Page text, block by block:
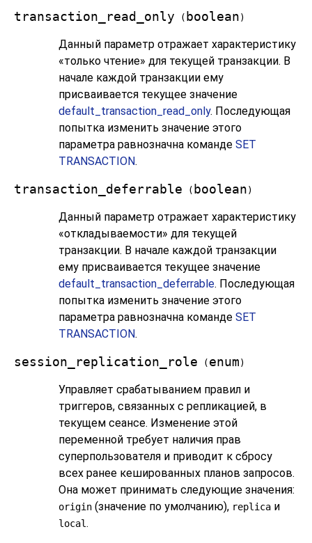
transaction_read_only ( boolean )
Данный параметр отражает характеристику
«только чтение» для текущей транзакции. В
начале каждой транзакции ему
присваивается текущее значение
default_transaction_read_only. Последующая
попытка изменить значение этого
параметра равнозначна команде SET
TRANSACTION.
transaction_deferrable ( boolean )
Данный параметр отражает характеристику
«откладываемости» для текущей
транзакции. В начале каждой транзакции
ему присваивается текущее значение
default_transaction_deferrable. Последующая
попытка изменить значение этого
параметра равнозначна команде SET
TRANSACTION.
session_replication_role ( enum )
Управляет срабатыванием правил и
триггеров, связанных с репликацией, в
текущем сеансе. Изменение этой
переменной требует наличия прав
суперпользователя и приводит к сбросу
всех ранее кешированных планов запросов.
Она может принимать следующие значения:
origin (значение по умолчанию), replica и
local .